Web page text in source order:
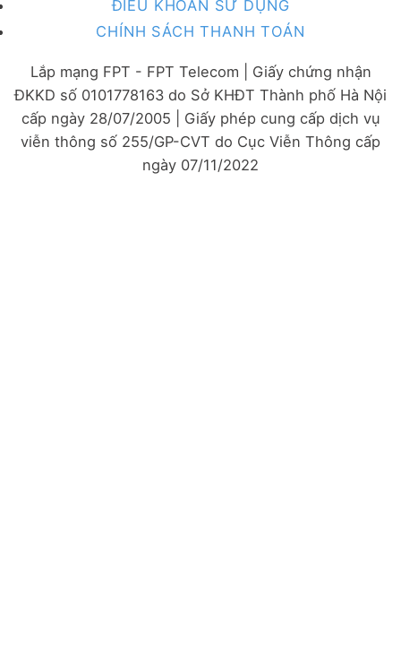
ĐIỀU KHOẢN SỬ DỤNG
CHÍNH SÁCH THANH TOÁN
Lắp mạng FPT - FPT Telecom | Giấy chứng nhận
ĐKKD số 0101778163 do Sở KHĐT Thành phố Hà Nội
cấp ngày 28/07/2005 | Giấy phép cung cấp dịch vụ
viễn thông số 255/GP-CVT do Cục Viễn Thông cấp
ngày 07/11/2022